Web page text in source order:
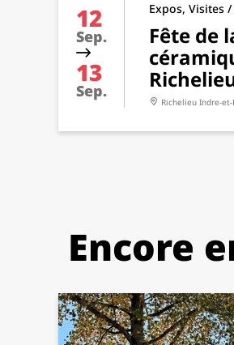
12
Sep.
13
Sep.
Expos, Visites
Fête de
Richelieu Indre-et-
Encore